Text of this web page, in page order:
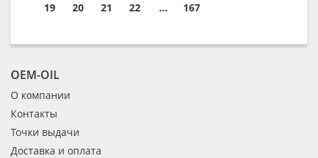
19
20 21 22 ... 167
OEM-OIL
О компании
Контакты
Точки выдачи
Доставка и оплата